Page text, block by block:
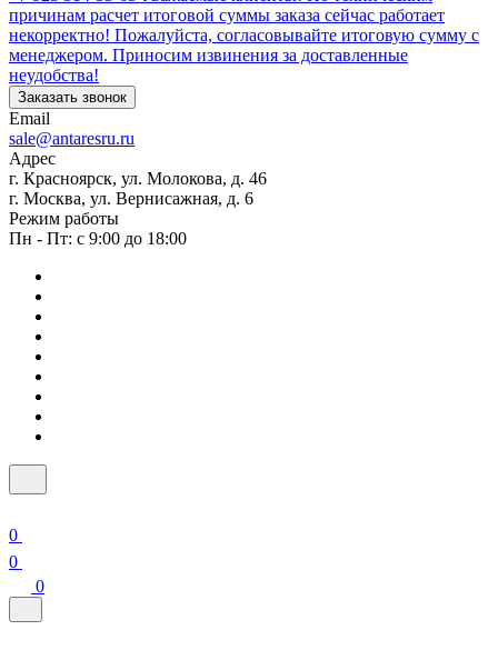
причинам расчет итоговой суммы заказа сейчас работает
некорректно! Пожалуйста, согласовывайте итоговую сумму с
менеджером. Приносим извинения за доставленные
неудобства!
Заказать звонок
Email
sale@antaresru.ru
Адрес
г. Красноярск, ул. Молокова, д. 46
г. Москва, ул. Вернисажная, д. 6
Режим работы
Пн - Пт: с 9:00 до 18:00
0
0
0